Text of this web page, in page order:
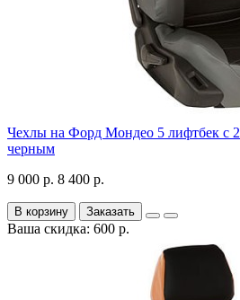
Чехлы на Форд Мондео 5 лифтбек с
черным
9 000 р. 8 400 р.
В корзину Заказать
Ваша скидка: 600 р.